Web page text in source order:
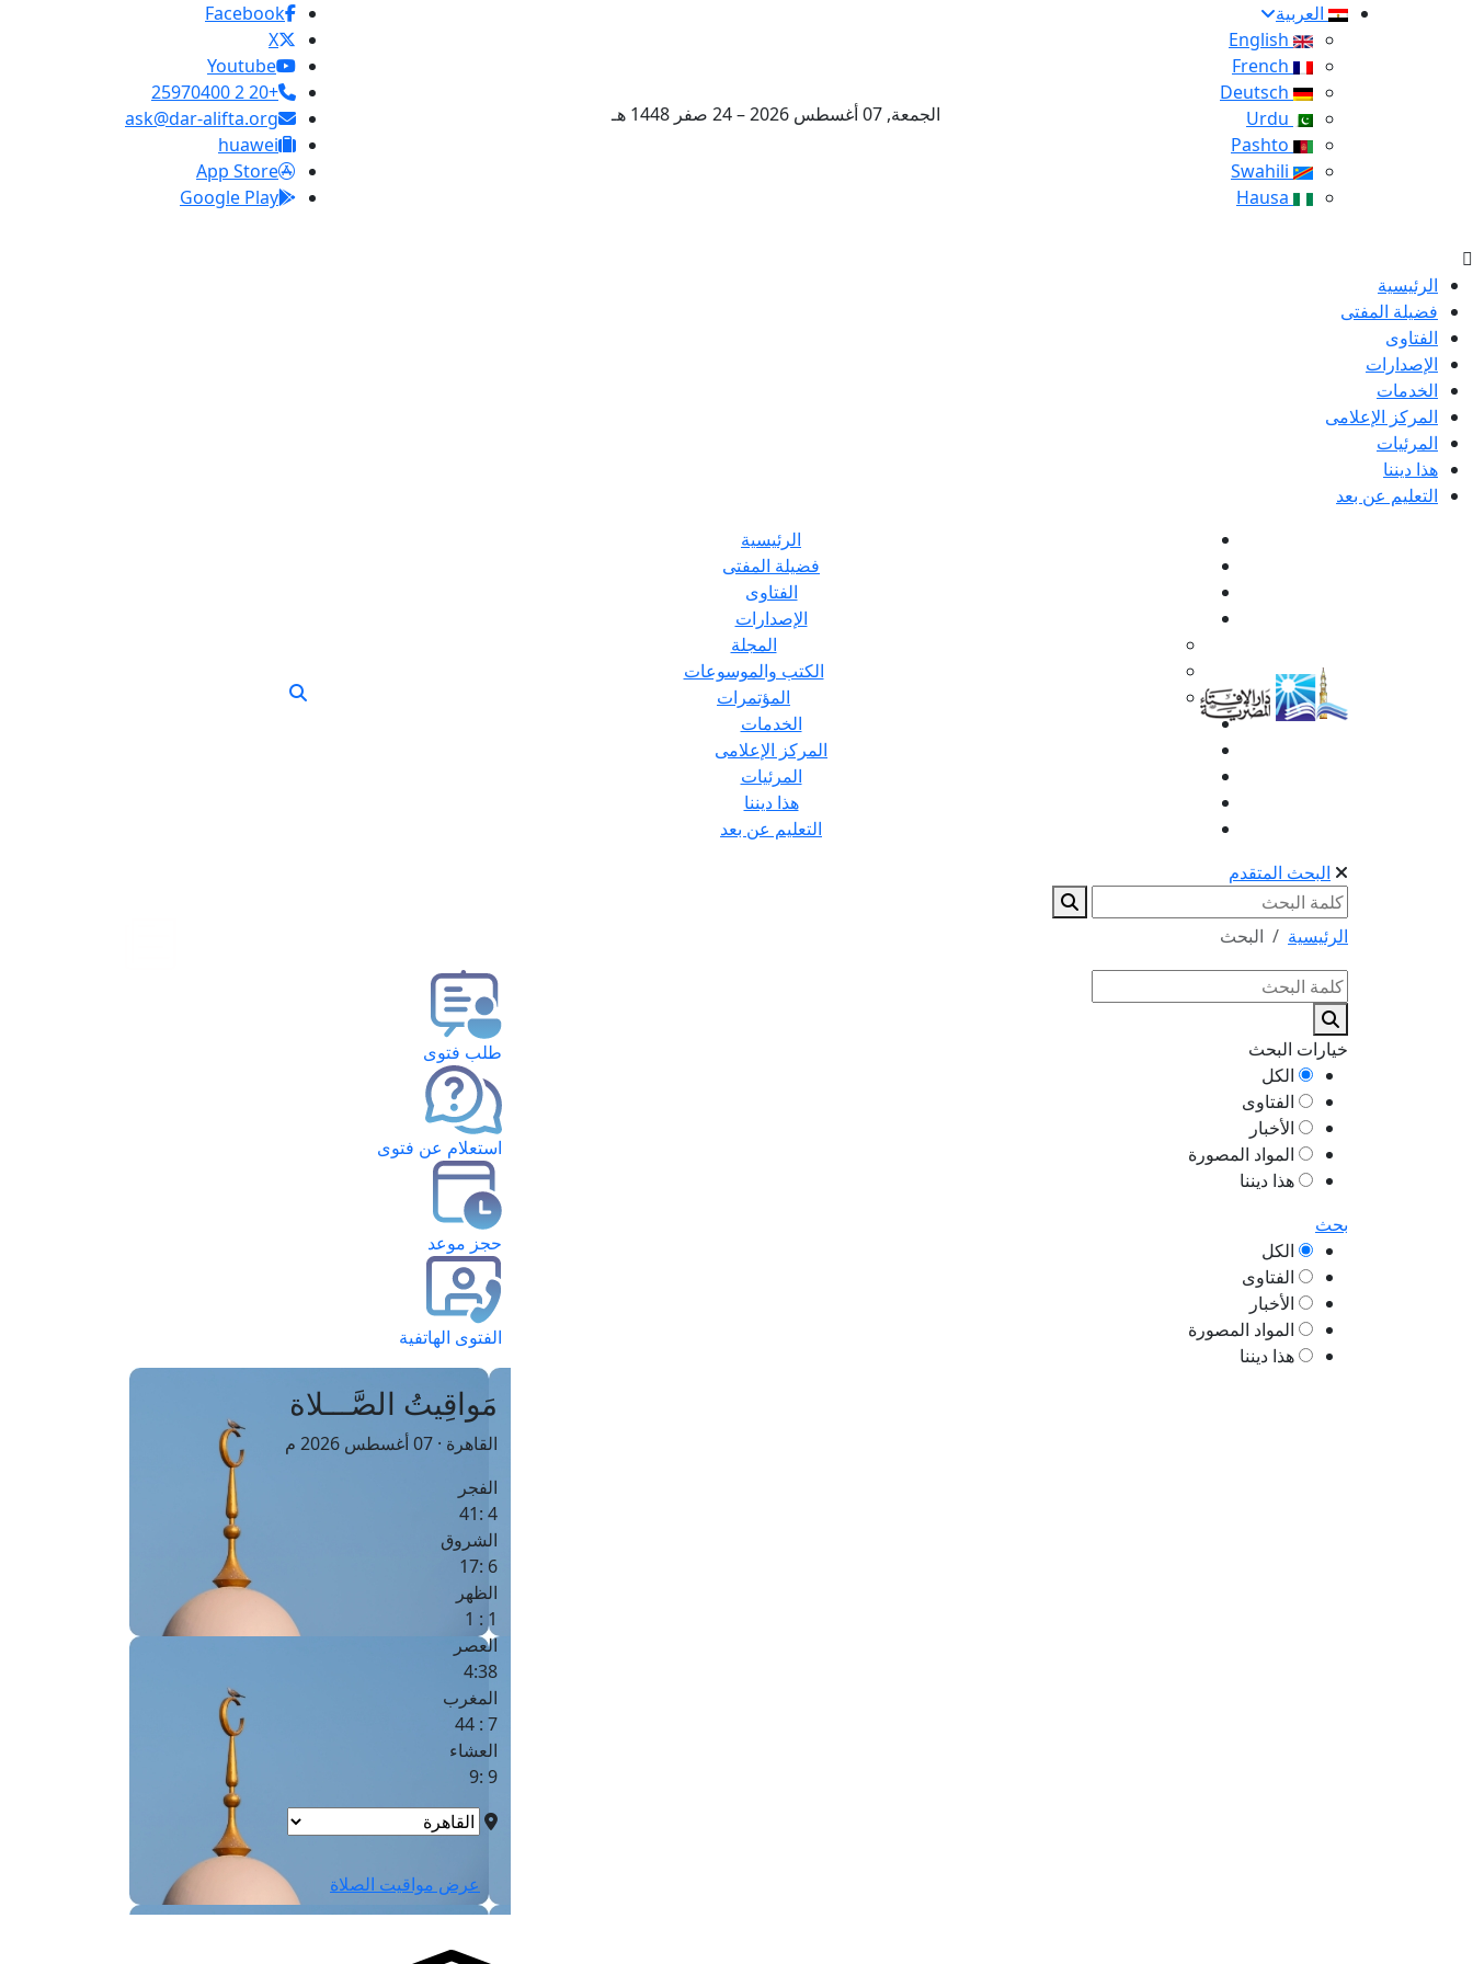
العربية
الجمعة, 07 أغسطس 2026 – 24 صفر 1448 هـ
Facebook
X
Youtube
+20 2 25970400
ask@dar-alifta.org
huawei
App Store
Google Play
الرئيسية
فضيلة المفتى
الفتاوى
الإصدارات
الخدمات
المركز الإعلامى
المرئيات
هذا ديننا
التعليم عن بعد
الرئيسية
فضيلة المفتى
الفتاوى
الإصدارات
المجلة
الكتب والموسوعات
المؤتمرات
الخدمات
المركز الإعلامى
المرئيات
هذا ديننا
التعليم عن بعد
البحث المتقدم
الرئيسية البحث
خيارات البحث
الكل
الفتاوى
الأخبار
المواد المصورة
هذا ديننا
بحث
الكل
الفتاوى
الأخبار
المواد المصورة
هذا ديننا
طلب فتوى
استعلام عن فتوى
حجز موعد
الفتوى الهاتفية
مَواقِيتُ الصَّـــلاة
القاهرة · 07 أغسطس 2026 م
الفجر
4 :41
الشروق
6 :17
الظهر
1 : 1
العصر
4:38
المغرب
7 : 44
العشاء
9 :9
عرض مواقيت الصلاة